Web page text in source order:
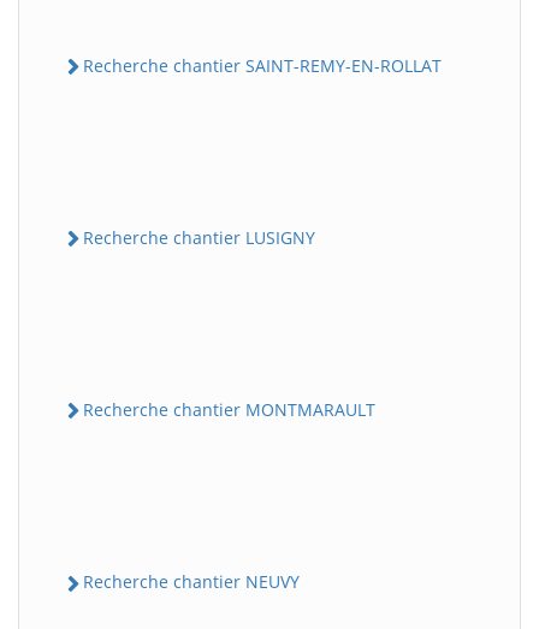
Recherche chantier SAINT-REMY-EN-ROLLAT
Recherche chantier LUSIGNY
Recherche chantier MONTMARAULT
Recherche chantier NEUVY